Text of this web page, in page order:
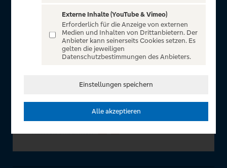
für alle Kunden der Volksbanken Raiffeisenbanken. Auf
unserem einzigartigen Portal finden Sie Tickets für
atemberaubende Konzerte, Musicals und Shows, die
Fußball-Bundesliga sowie die Champions League und die
In Zusammenarbeit mit
Externe Inhalte (YouTube & Vimeo)
Erforderlich für die Anzeige von externen
Medien und Inhalten von Drittanbietern. Der
Anbieter kann seinerseits Cookies setzen. Es
gelten die jeweiligen
Datenschutzbestimmungen des Anbieters.
Einstellungen speichern
Alle akzeptieren